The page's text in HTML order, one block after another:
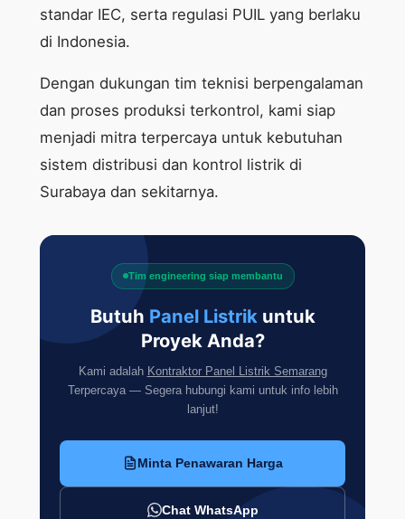
standar IEC, serta regulasi PUIL yang berlaku
di Indonesia.
Dengan dukungan tim teknisi berpengalaman
dan proses produksi terkontrol, kami siap
menjadi mitra terpercaya untuk kebutuhan
sistem distribusi dan kontrol listrik di
Surabaya dan sekitarnya.
Tim engineering siap membantu
Butuh Panel Listrik untuk
Proyek Anda?
Kami adalah Kontraktor Panel Listrik Semarang
Terpercaya — Segera hubungi kami untuk info lebih
lanjut!
Minta Penawaran Harga
Chat WhatsApp